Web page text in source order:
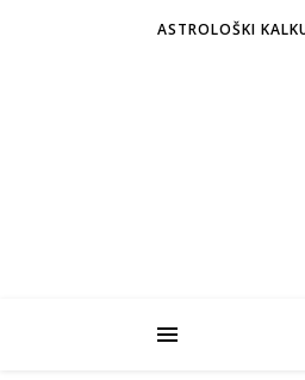
ASTROLOŠKI